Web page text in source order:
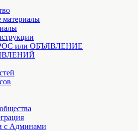
материалы
или ОБЪЯВЛЕНИЕ
с Админами